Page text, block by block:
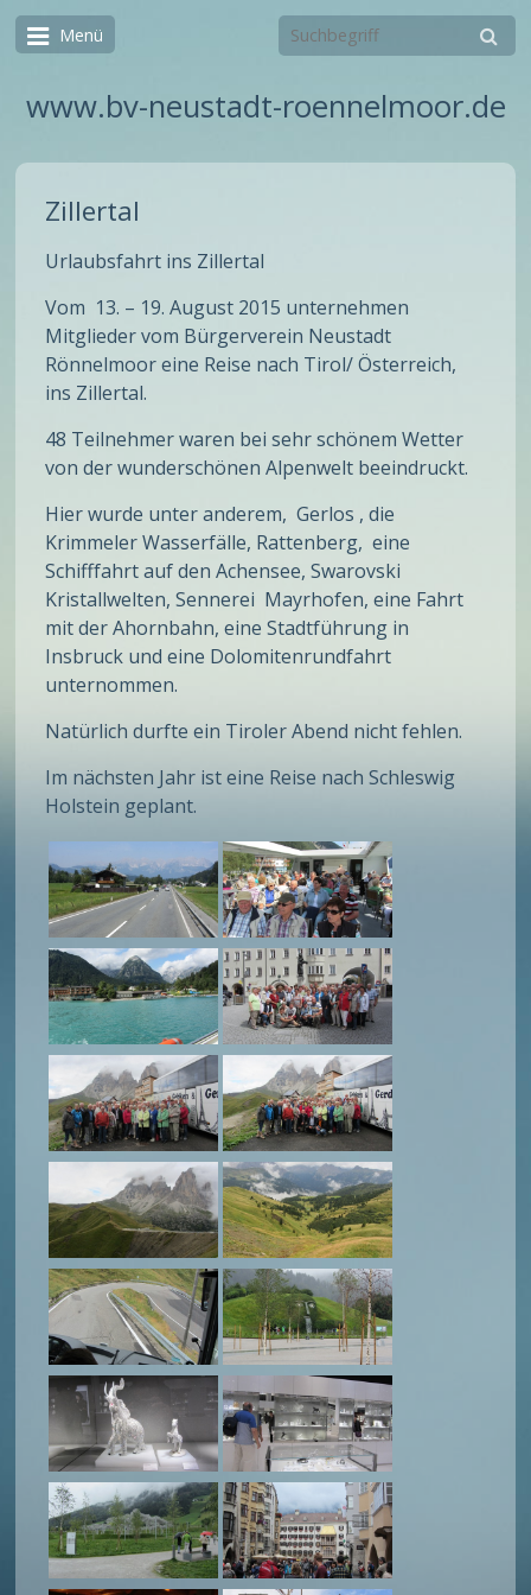
Menü
www.bv-neustadt-roennelmoor.de
Zillertal
Urlaubsfahrt ins Zillertal
Vom 13. – 19. August 2015 unternehmen
Mitglieder vom Bürgerverein Neustadt
Rönnelmoor eine Reise nach Tirol/ Österreich,
ins Zillertal.
48 Teilnehmer waren bei sehr schönem Wetter
von der wunderschönen Alpenwelt beeindruckt.
Hier wurde unter anderem, Gerlos , die
Krimmeler Wasserfälle, Rattenberg, eine
Schifffahrt auf den Achensee, Swarovski
Kristallwelten, Sennerei Mayrhofen, eine Fahrt
mit der Ahornbahn, eine Stadtführung in
Insbruck und eine Dolomitenrundfahrt
unternommen.
Natürlich durfte ein Tiroler Abend nicht fehlen.
Im nächsten Jahr ist eine Reise nach Schleswig
Holstein geplant.